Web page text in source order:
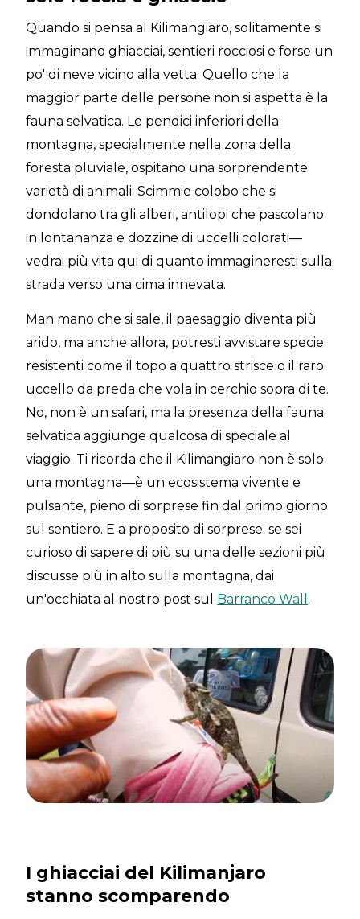
Quando si pensa al Kilimangiaro, solitamente si
immaginano ghiacciai, sentieri rocciosi e forse un
po' di neve vicino alla vetta. Quello che la
maggior parte delle persone non si aspetta è la
fauna selvatica. Le pendici inferiori della
montagna, specialmente nella zona della
foresta pluviale, ospitano una sorprendente
varietà di animali. Scimmie colobo che si
dondolano tra gli alberi, antilopi che pascolano
in lontananza e dozzine di uccelli colorati—
vedrai più vita qui di quanto immagineresti sulla
strada verso una cima innevata.
Man mano che si sale, il paesaggio diventa più
arido, ma anche allora, potresti avvistare specie
resistenti come il topo a quattro strisce o il raro
uccello da preda che vola in cerchio sopra di te.
No, non è un safari, ma la presenza della fauna
selvatica aggiunge qualcosa di speciale al
viaggio. Ti ricorda che il Kilimangiaro non è solo
una montagna—è un ecosistema vivente e
pulsante, pieno di sorprese fin dal primo giorno
sul sentiero. E a proposito di sorprese: se sei
curioso di sapere di più su una delle sezioni più
discusse più in alto sulla montagna, dai
un'occhiata al nostro post sul Barranco Wall .
I ghiacciai del Kilimanjaro
stanno scomparendo